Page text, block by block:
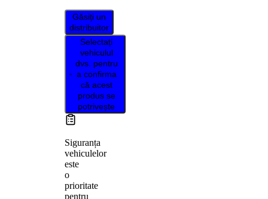
Găsiți un
distribuitor
Selectați
vehiculul
dvs. pentru
a confirma
că acest
produs se
potrivește
Siguranța
vehiculelor
este
o
prioritate
pentru